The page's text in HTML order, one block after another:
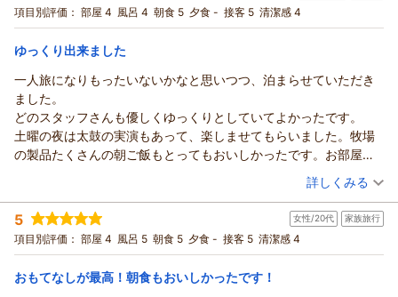
伝いができたのであれば幸いです。
またのご来島を心よりお待ち申し上げております。
宿泊プラン： ～朝の海を眺めながら♪八丈ジャージー牛乳と絶品フレンチト
ーストが味わえる！～宿泊プラン【朝食付】
ツイン 朝のみ
宿泊価格帯： 15,001～16,000円(大人一人あたり/税込)
リードパークリゾート八丈島からの返信
この度は当ホテルをご利用頂きまして誠にありがとうございま
した。
牛乳をお褒め頂きまして大変嬉しく存じます。
係が搾乳を行っているところをご見学いただくことが出来ます
八丈太鼓の演奏に関しましては、後々導入する為の試験的なも
のでしたがお喜び頂けた様でなによりでございます。
今後も皆様に快適な時間をお過ごしいただけるよう、サービス
の向上に努めてまいります。
またの機会に、再度お迎えできる日をスタッフ一同心よりお待
項目別評価： 部屋 4 風呂 4 朝食 5 夕食 - 接客 5 清潔感 4
ゆっくり出来ました
一人旅になりもったいないかなと思いつつ、泊まらせていただき
ました。
どのスタッフさんも優しくゆっくりとしていてよかったです。
土曜の夜は太鼓の実演もあって、楽しませてもらいました。牧場
の製品たくさんの朝ご飯もとってもおいしかったです。お部屋も
しっかり広かったですし、誰かと行くならまた泊まりたいと思い
レンタカーがないと泊まりに行きづらいホテルなので、夜、お酒
だけで、楽しめるスペースがあれば、さらにいいなと思いまし
た。
（投稿日：2026/07/13）
宿泊時期： 2026年07月宿泊 (一人旅)
投稿者： sunfishさん
宿泊プラン： ～朝の海を眺めながら♪八丈ジャージー牛乳と絶品フレンチト
ーストが味わえる！～宿泊プラン【朝食付】
ツイン 朝のみ
宿泊価格帯： 27,001～28,000円(大人一人あたり/税込)
詳しくみる
5 女性/20代 家族旅行
項目別評価： 部屋 4 風呂 5 朝食 5 夕食 - 接客 5 清潔感 4
おもてなしが最高！朝食もおいしかったです！